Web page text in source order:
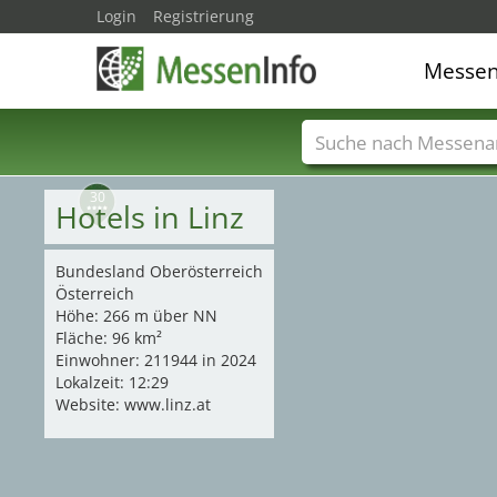
30
Hotels in Linz
Bundesland Oberösterreich
Österreich
Höhe: 266 m über NN
Fläche: 96 km²
Einwohner: 211944 in 2024
Lokalzeit: 12:29
Website: www.linz.at
Login Registrierung
Messenamen